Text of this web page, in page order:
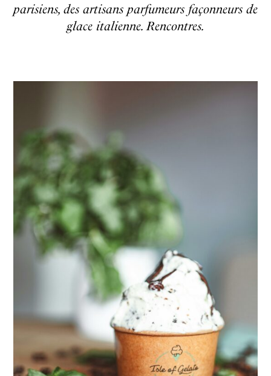
parisiens, des artisans parfumeurs façonneurs de
glace italienne. Rencontres.